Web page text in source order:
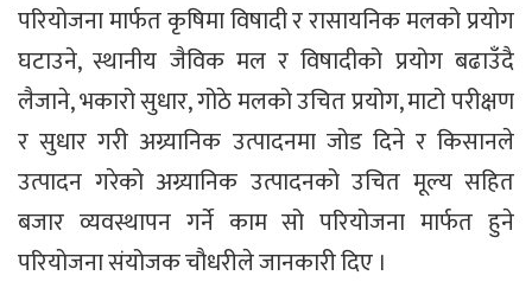
परियोजना मार्फत कृषिमा विषादी र रासायनिक मलको प्रयोग
घटाउने, स्थानीय जैविक मल र विषादीको प्रयोग बढाउँदै
लैजाने, भकारो सुधार, गोठे मलको उचित प्रयोग, माटो परीक्षण
र सुधार गरी अग्र्यानिक उत्पादनमा जोड दिने र किसानले
उत्पादन गरेको अग्र्यानिक उत्पादनको उचित मूल्य सहित
बजार व्यवस्थापन गर्ने काम सो परियोजना मार्फत हुने
परियोजना संयोजक चौधरीले जानकारी दिए ।